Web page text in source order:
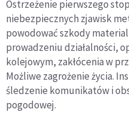
Ostrzeżenie pierwszego
niebezpiecznych zjawisk
powodować szkody
prowadzeniu działalności,
kolejowym, zakłócenia w
Możliwe zagrożenie życia.
śledzenie komunikatów i
pogodowej.